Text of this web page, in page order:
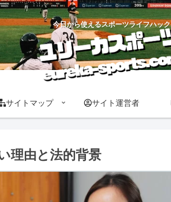
今日から使えるスポーツライフハック
サイトマップ サイト運営者
理由と法的背景